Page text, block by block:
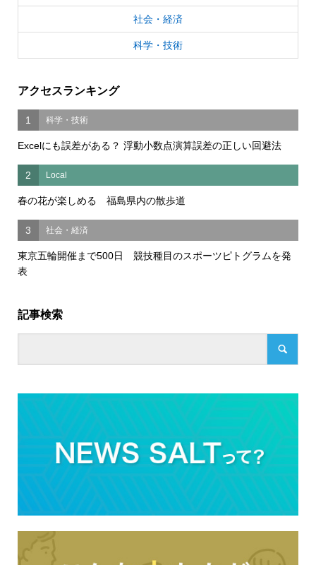
社会・経済
科学・技術
アクセスランキング
1 科学・技術
Excelにも誤差がある？ 浮動小数点演算誤差の正しい回避法
2 Local
春の花が楽しめる 福島県内の散歩道
3 社会・経済
東京五輪開催まで500日 競技種目のスポーツピトグラムを発
表
記事検索